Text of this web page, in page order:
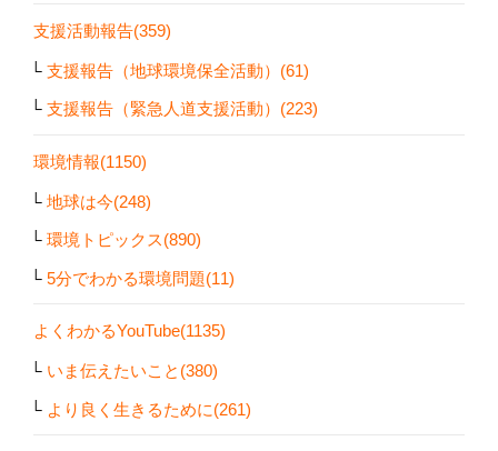
支援活動報告(359)
支援報告（地球環境保全活動）(61)
支援報告（緊急人道支援活動）(223)
環境情報(1150)
地球は今(248)
環境トピックス(890)
5分でわかる環境問題(11)
よくわかるYouTube(1135)
いま伝えたいこと(380)
より良く生きるために(261)